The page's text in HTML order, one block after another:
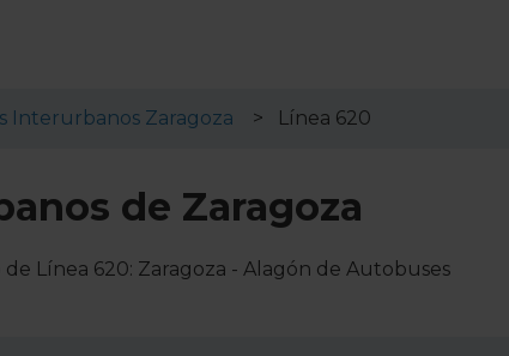
Interurbanos Zaragoza Línea 620
de Zaragoza
Línea 620: Zaragoza - Alagón de Autobuses